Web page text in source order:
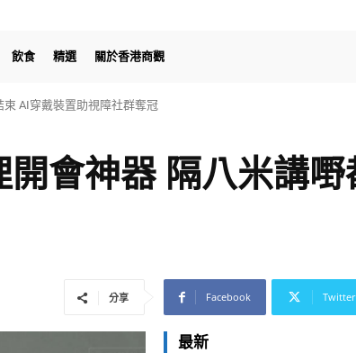
飲食 精選 關於香港商觀
研報：探討穩定幣重構全球支付體系的深遠影響
會神器 隔八米講嘢
分享 Facebook Twitter
最新